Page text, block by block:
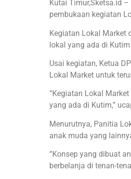
Kutai Timur,Sketsa.id
pembukaan kegiatan
Kegiatan Lokal Market
lokal yang ada di
Usai kegiatan, Ketua
Lokal Market untuk
“Kegiatan Lokal
yang ada di Kutim,”
Menurutnya, Panitia
anak muda yang
“Konsep yang dibuat
berbelanja di tenan-